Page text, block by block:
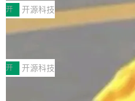
MPComm将作为一种传输引擎接
ENT，实现零拷贝传输性能提升
传输性能最高提升5倍。UCL-
于自研UCL-Engine通信引擎，后
持续开源更多基于UCL-Engine的
件。 腾讯网平团队在UCL-
个独立于业务线程的全局通信引
型案例入选名单》，深信服“面向
开源 AI 编程平台 CoStrict 应用”
创新与落地成效成功入选。 全链
助力企业AI研发安全落地 当前，
经开始引入 AI Coding 工具，通
型或企业内部部署模型提升研发
Coding 从个人辅助工具逐步走向
开 开源科技
深信服AI算力网关入选工信部
前不久，工业和信息化部正式发
智能应用典型案例名单》，集中
各领域的应用成果，覆盖技术底
产品应用、支撑保障、专题等五大
开 开源科技
Jeff Dean 离开 Google：一